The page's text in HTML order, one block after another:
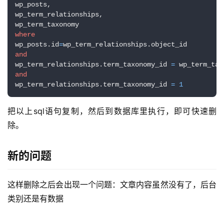
实
干
群
运
营
记
录
经
教
程
wp_posts,
wp_term_relationships,
where
wp_posts.id=
and
wp_term_relationships.term_taxonomy_id =
and
wp_term_relationships.term_taxonomy_id = 1
把以上sql语句复制，然后到数据库里执行，即可快速删
除。
新的问题
这样删除之后会出现一个问题：文章内容虽然没有了，后台
类别还是有数据